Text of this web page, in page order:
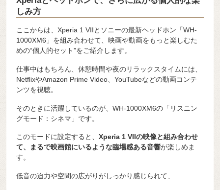
しみ方
ここからは、Xperia 1 VIIとソニーの最新ヘッドホン「WH-
1000XM6」を組み合わせて、映画や動画をもっと楽しむた
めの“個人的セット”をご紹介します。
仕事中はもちろん、休憩時間や夜のリラックスタイムには、
NetflixやAmazon Prime Video、YouTubeなどの動画コンテ
ンツを視聴。
そのときに活躍しているのが、WH-1000XM6の「リスニン
グモード：シネマ」です。
このモードに設定すると、Xperia 1 VIIの映像と組み合わせ
て、まるで映画館にいるような臨場感ある音響が楽しめま
す。
低音の迫力や空間の広がりがしっかり感じられて、